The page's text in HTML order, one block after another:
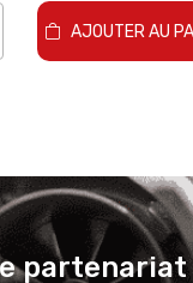
AJOUTER AU